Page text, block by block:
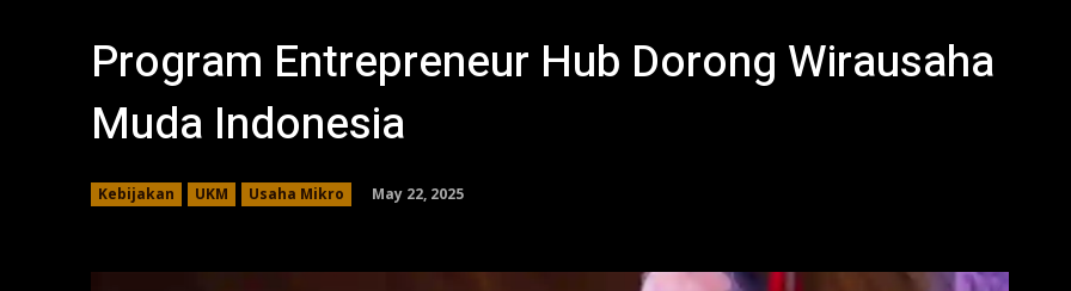
Program Entrepreneur Hub Dorong Wirausaha
Muda Indonesia
Kebijakan UKM Usaha Mikro May 22, 2025